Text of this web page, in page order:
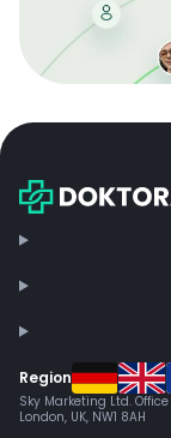
bei jeder
Region
Sky Marketing Ltd.
London, UK, NW1 8AH